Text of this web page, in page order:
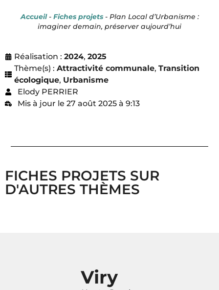
Accueil- Fiches projets- Plan Local d’Urbanisme :
imaginer demain, préserver aujourd’hui
Réalisation : 2024, 2025
Thème(s) : Attractivité communale, Transition
écologique, Urbanisme
Elody PERRIER
Mis à jour le 27 août 2025 à 9:13
FICHES PROJETS SUR
D'AUTRES THÈMES